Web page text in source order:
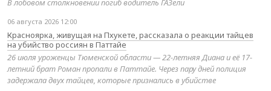
06 августа 2026 12:00
Красноярка, живущая на Пхукете, рассказала о реакции тайцев
на убийство россиян в Паттайе
26 июля уроженцы Тюменской области — 22-летняя Диана и её 17-
летний брат Роман пропали в Паттайе. Через пару дней полиция
задержала двух тайцев, которые признались в убийстве